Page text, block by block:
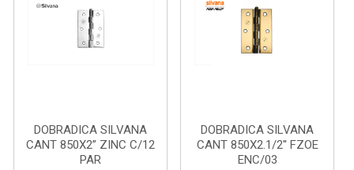
DOBRADICA SILVANA
CANT 850X2” ZINC C/12
PAR
DOBRADICA SILVANA
CANT 850X2.1/2'' FZOE
ENC/03